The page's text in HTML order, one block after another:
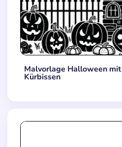
Malvorlage Halloween
Kürbissen